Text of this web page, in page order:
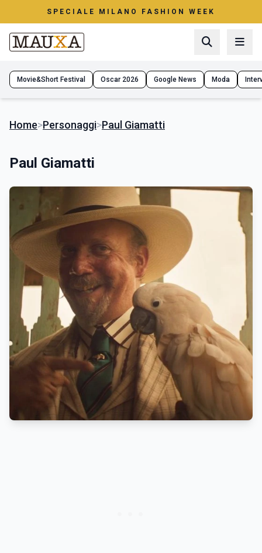
SPECIALE MILANO FASHION WEEK
Movie&Short Festival Oscar 2026 Google News Moda
Home>Personaggi>Paul Giamatti
Paul Giamatti